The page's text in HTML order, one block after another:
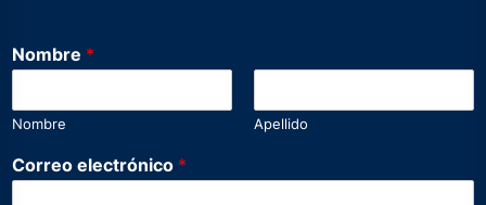
D
e
a
n
s
Nombre *
Nombre Apellido
Correo electrónico *